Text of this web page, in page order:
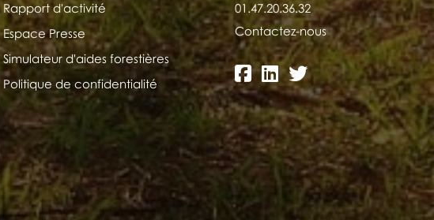
Rapport d'activité
Espace Presse
Simulateur d'aides forestières
Politique de confidentialité
01.47.20.36.32
Contactez-nous